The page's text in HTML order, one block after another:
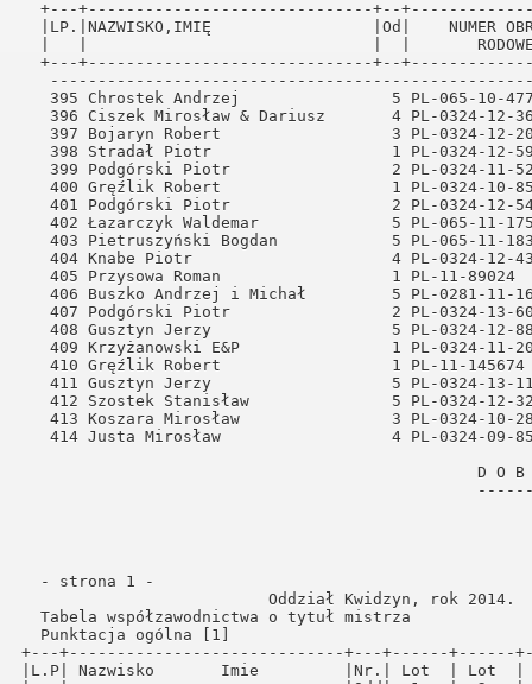
- strona 1 -                                                                                                                                                  
                          Oddział Kwidzyn, rok 2014.                                                                                                            
  Tabela współzawodnictwa o tytuł mistrza                                                                                                                       
  Punktacja ogólna [1]                                                                                                                                          
+---+-----------------------------+---+------+------+------+------+------+------+-----+-------+                                                                 
|L.P| Nazwisko       Imie         |Nr.| Lot  | Lot  | Lot  | Lot  | Lot  | Lot  |Razem|Razem  |                                                                 
|   |                             |Odd|  1   |  2   |  3   |  4   |  5   |  6   |konk.|punkty |                                                                 
+---+-----------------------------+---+------+------+------+------+------+------+-----+-------+                                                                 
   1 Kujawski        Mirosław        1    5      5      5      5      5      5     30   908.48                                                                  
                                        98.63  98.39  97.98 192.43  97.07 323.98                                                                                
   2 Latopolski &    Tarkowski       1    5      5      5      5      5      5     30   908.11                                                                  
                                        99.05  98.47  97.50 193.27  98.89 320.93                                                                                
   3 Przysowa        Roman           1    5      5      5      5      5      5     30   901.60                                                                  
                                        99.00  97.42  99.10 191.05  96.81 318.22                                                                                
   4 Przysowa        Jan             3    5      5      5      5      5      5     30   901.16                                                                  
                                        97.43  97.42  97.13 193.36  96.26 319.56                                                                                
   5 Plichta         Jarosław        2    5      5      5      5      5      5     30   897.26                                                                  
                                        99.40  99.66  91.54 189.22  98.13 319.31                                                                                
   6 Jędrych         Wiesław         3    5      5      5      5      5      5     30   894.98                                                                  
                                        92.59  98.34  99.10 189.66  98.49 316.80                                                                                
   7 Gręźlik         Robert          1